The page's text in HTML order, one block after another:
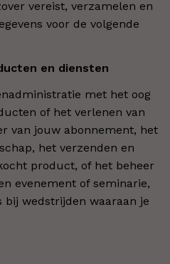
vereist, verzamelen en
voor de volgende
en diensten
met het oog
of het verlenen van
van jouw abonnement, het
het verzenden en
product, of het beheer
evenement of seminarie,
wedstrijden waaraan je